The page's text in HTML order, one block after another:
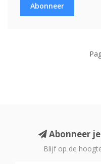
Abonneer
Abonneer
Blijf op de